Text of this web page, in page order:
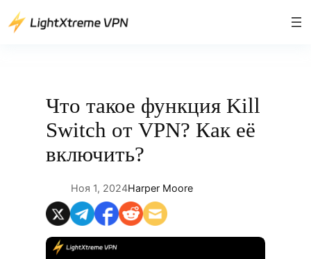
Перейти
Что такое функция Kill
Switch от VPN? Как её
включить?
Ноя 1, 2024Harper Moore